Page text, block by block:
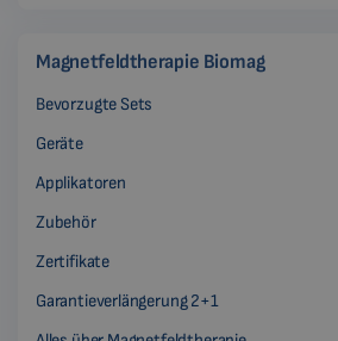
Magnetfeldtherapie Biomag
Bevorzugte Sets
Geräte
Applikatoren
Zubehör
Zertifikate
Garantieverlängerung 2+1